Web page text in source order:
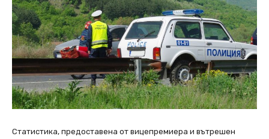
Статистика, предоставена от вицепремиера и вътрешен